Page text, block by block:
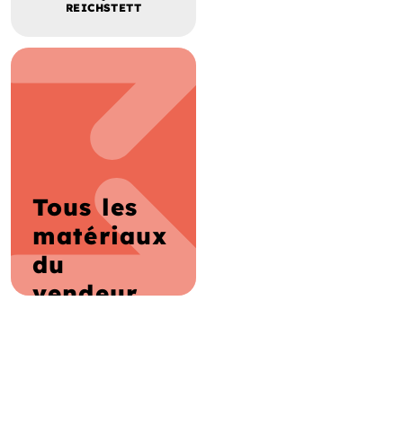
REICHSTETT
Tous les
matériaux
du
vendeur